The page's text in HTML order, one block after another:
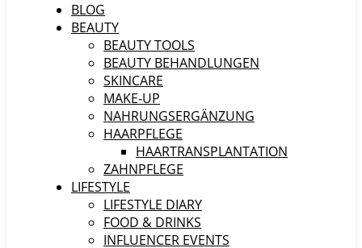
BLOG
BEAUTY
BEAUTY TOOLS
BEAUTY BEHANDLUNGEN
SKINCARE
MAKE-UP
NAHRUNGSERGÄNZUNG
HAARPFLEGE
HAARTRANSPLANTATION
ZAHNPFLEGE
LIFESTYLE
LIFESTYLE DIARY
FOOD & DRINKS
INFLUENCER EVENTS